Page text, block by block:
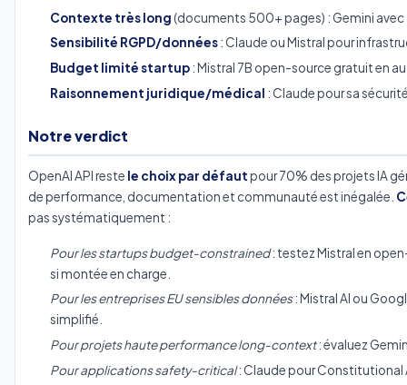
Contexte très long(documents 500+ pages) : Gemini avec
Sensibilité RGPD/données: Claude ou Mistral pour
Budget limité startup: Mistral 7B open-source gratuit en
Raisonnement juridique/médical : Claude pour sa
Notre verdict
OpenAI API reste le choix par défautpour 70% des projets IA
de performance, documentation et communauté est inégalée.
pas systématiquement :
Pour les startups budget-constrained: testez Mistral en
si montée en charge.
Pour les entreprises EU sensibles données: Mistral AI ou
simplifié.
Pour projets haute performance long-context: évaluez
Pour applications safety-critical: Claude pour Constitutional